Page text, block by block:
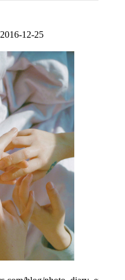
2016-12-25